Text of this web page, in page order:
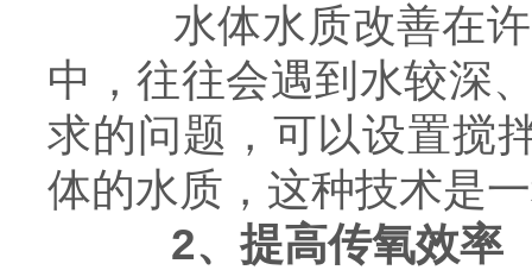
水体水质改善在许
中，往往会遇到水较深
求的问题，可以设置搅
体的水质，这种技术是
2、提高传氧效率